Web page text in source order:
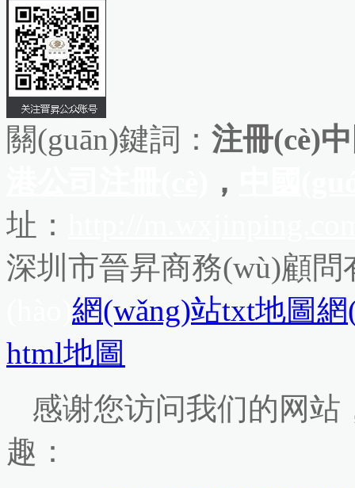
關(guān)鍵詞： 注冊(cè)中
，
址：
深圳市晉昇商務(wù)顧
網(wǎng)站txt地圖網
html地圖
感谢您访问我们的网站
趣：